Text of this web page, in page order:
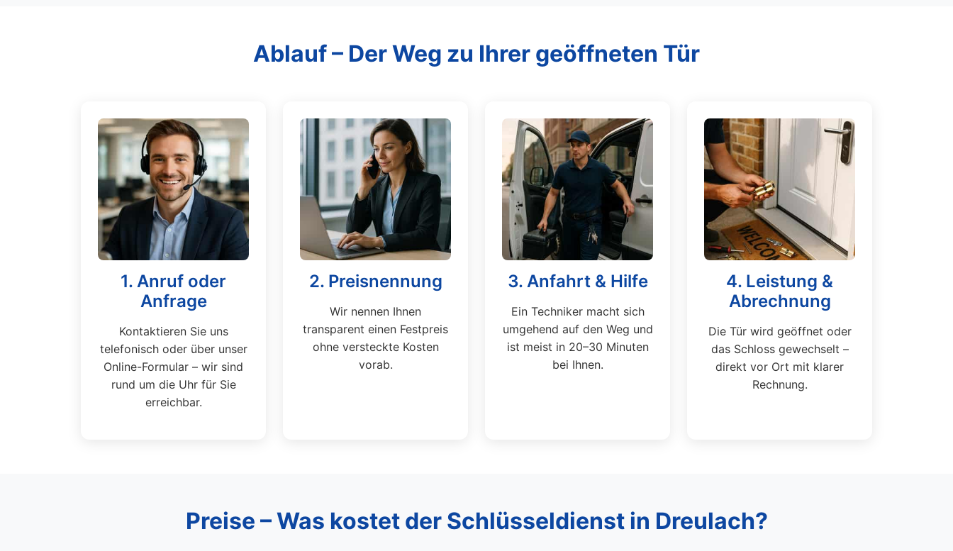
Ablauf – Der Weg zu Ihrer geöffneten Tür
1. Anruf oder
Anfrage
Kontaktieren Sie uns
telefonisch oder über unser
Online-Formular – wir sind
rund um die Uhr für Sie
erreichbar.
2. Preisnennung
Wir nennen Ihnen
transparent einen Festpreis
ohne versteckte Kosten
vorab.
3. Anfahrt & Hilfe
Ein Techniker macht sich
umgehend auf den Weg und
ist meist in 20–30 Minuten
bei Ihnen.
4. Leistung &
Abrechnung
Die Tür wird geöffnet oder
das Schloss gewechselt –
direkt vor Ort mit klarer
Rechnung.
Preise – Was kostet der Schlüsseldienst in Dreulach?